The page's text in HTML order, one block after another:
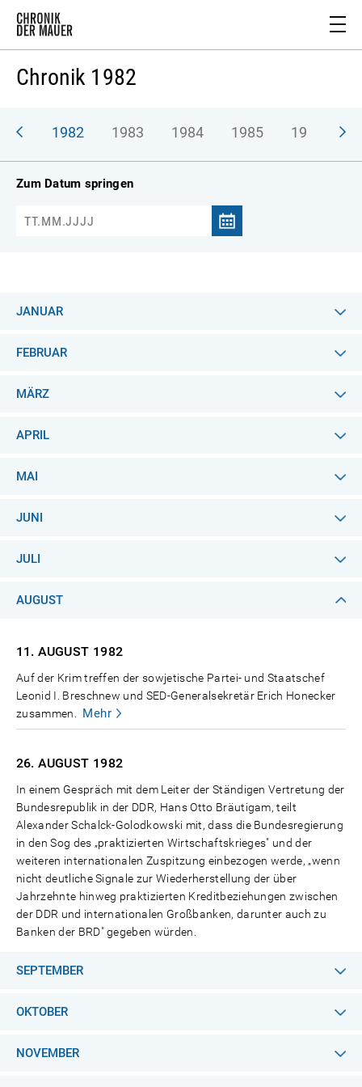
Chronik 1982
1982 1983 1984 1985 1986
Zum Datum springen
JANUAR
FEBRUAR
MÄRZ
APRIL
MAI
JUNI
JULI
AUGUST
11. AUGUST 1982
Auf der Krim treffen der sowjetische Partei- und Staatschef
Leonid I. Breschnew und SED-Generalsekretär Erich Honecker
zusammen.
Mehr
26. AUGUST 1982
In einem Gespräch mit dem Leiter der Ständigen Vertretung der
Bundesrepublik in der DDR, Hans Otto Bräutigam, teilt
Alexander Schalck-Golodkowski mit, dass die Bundesregierung
in den Sog des „praktizierten Wirtschaftskrieges" und der
weiteren internationalen Zuspitzung einbezogen werde, „wenn
nicht deutliche Signale zur Wiederherstellung der über
Jahrzehnte hinweg praktizierten Kreditbeziehungen zwischen
der DDR und internationalen Großbanken, darunter auch zu
Banken der BRD" gegeben würden.
SEPTEMBER
OKTOBER
NOVEMBER